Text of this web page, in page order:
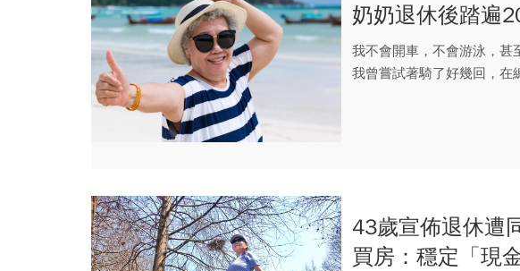
奶奶退休後踏遍
最好的死法
我不會開車，不會游泳，甚
我曾嘗試著騎了好幾回，在
43歲宣佈退休遭
買房：穩定「現